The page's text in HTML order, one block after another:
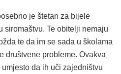
je štetan za bijele
siromaštvu. Te obitelji nemaju
te da im se sada u školama
društvene probleme. Ovakva
da ih uči zajedništvu